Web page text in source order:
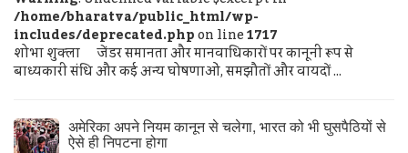
/home/bharatva/public_html/wp-
includes/deprecated.phpon line1717
शोभा शुक्ला जेंडर समानता और मानवाधिकारों पर कानूनी रूप से
बाध्यकारी संधि और कई अन्य घोषणाओं, समझौतों और वायदों ...
अमेरिका अपने नियम कानून से चलेगा, भारत को भी घुसपैठियों से
ऐसे ही निपटना होगा